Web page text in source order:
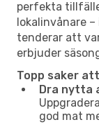
perfekta
lokalinvånare
tenderar att
erbjuder
Topp saker
Dra nytta
god mat